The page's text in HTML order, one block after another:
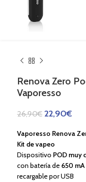
Renova Zero
Vaporesso
26,90€ 22,90€
Vaporesso Renova
Kit de vapeo
Dispositivo POD muy
con batería de 650 mA
recargable por USB